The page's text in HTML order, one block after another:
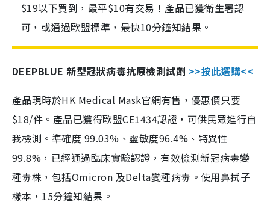
$19以下買到，最平$10有交易！產品已獲衛生署認
可，或通過歐盟標準，最快10分鐘知結果。
DEEPBLUE 新型冠狀病毒抗原檢測試劑 >>按此選購<<
產品現時於HK Medical Mask官網有售，優惠價只要
$18/件。產品已獲得歐盟CE1434認證，可供民眾進行自
我檢測。準確度 99.03%、靈敏度96.4%、特異性
99.8%，已經通過臨床實驗認證，有效檢測新冠病毒變
種毒株，包括Omicron 及Delta變種病毒。使用鼻拭子
樣本，15分鐘知結果。